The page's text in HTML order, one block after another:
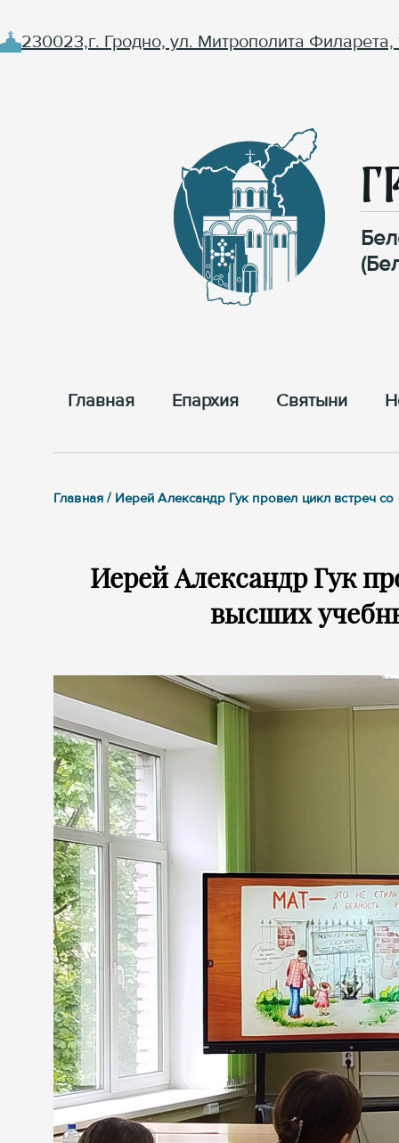
230023,г. Гродно, ул. Митрополита Филарета,
Главная Епархия Cвятыни
Главная / Иерей Александр Гук провел цикл встреч
Иерей Александр Гук
высших